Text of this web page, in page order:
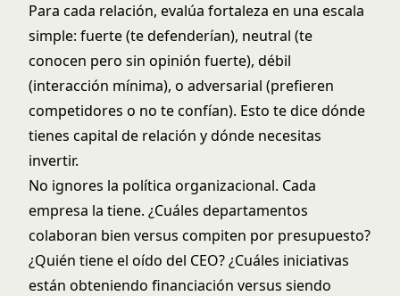
Para cada relación, evalúa fortaleza en una escala
simple: fuerte (te defenderían), neutral (te
conocen pero sin opinión fuerte), débil
(interacción mínima), o adversarial (prefieren
competidores o no te confían). Esto te dice dónde
tienes capital de relación y dónde necesitas
invertir.
No ignores la política organizacional. Cada
empresa la tiene. ¿Cuáles departamentos
colaboran bien versus compiten por presupuesto?
¿Quién tiene el oído del CEO? ¿Cuáles iniciativas
están obteniendo financiación versus siendo